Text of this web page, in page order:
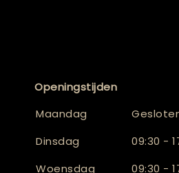
Openingstijden
Maandag
Dinsdag
09:30 -
Woensdag
09:30 -